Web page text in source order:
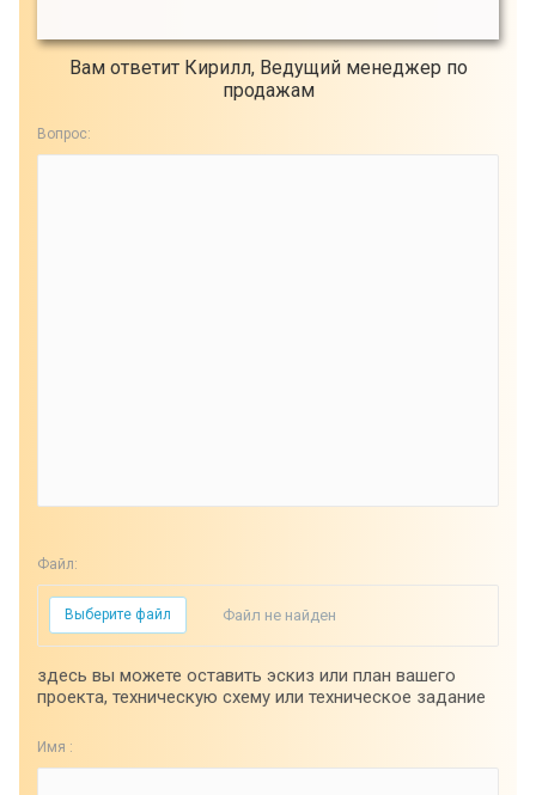
Вам ответит Кирилл, Ведущий менеджер по
продажам
Вопрос:
Файл:
Файл не найден
Выберите файл
здесь вы можете оставить эскиз или план вашего
проекта, техническую схему или техническое задание
Имя :